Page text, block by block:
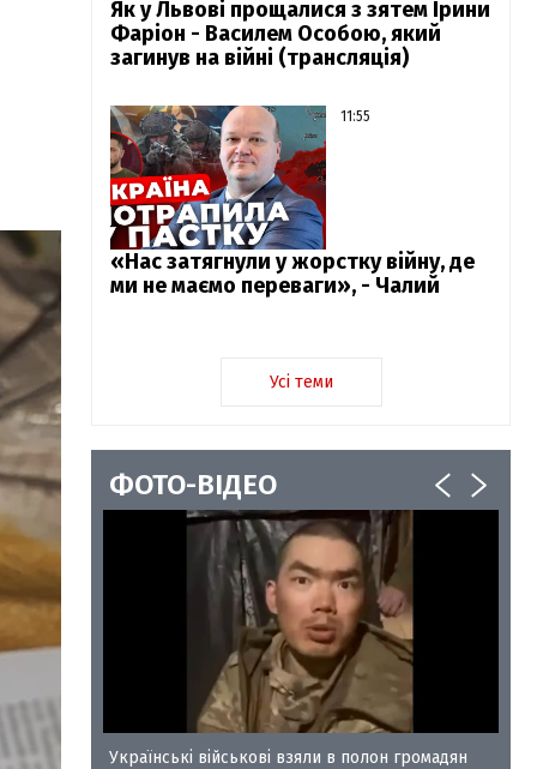
Як у Львові прощалися з зятем Ірини
Фаріон - Василем Особою, який
загинув на війні (трансляція)
11:55
«Нас затягнули у жорстку війну, де
ми не маємо переваги», - Чалий
Усі теми
ФОТО-ВІДЕО
35
Українські військові взяли в полон громадян